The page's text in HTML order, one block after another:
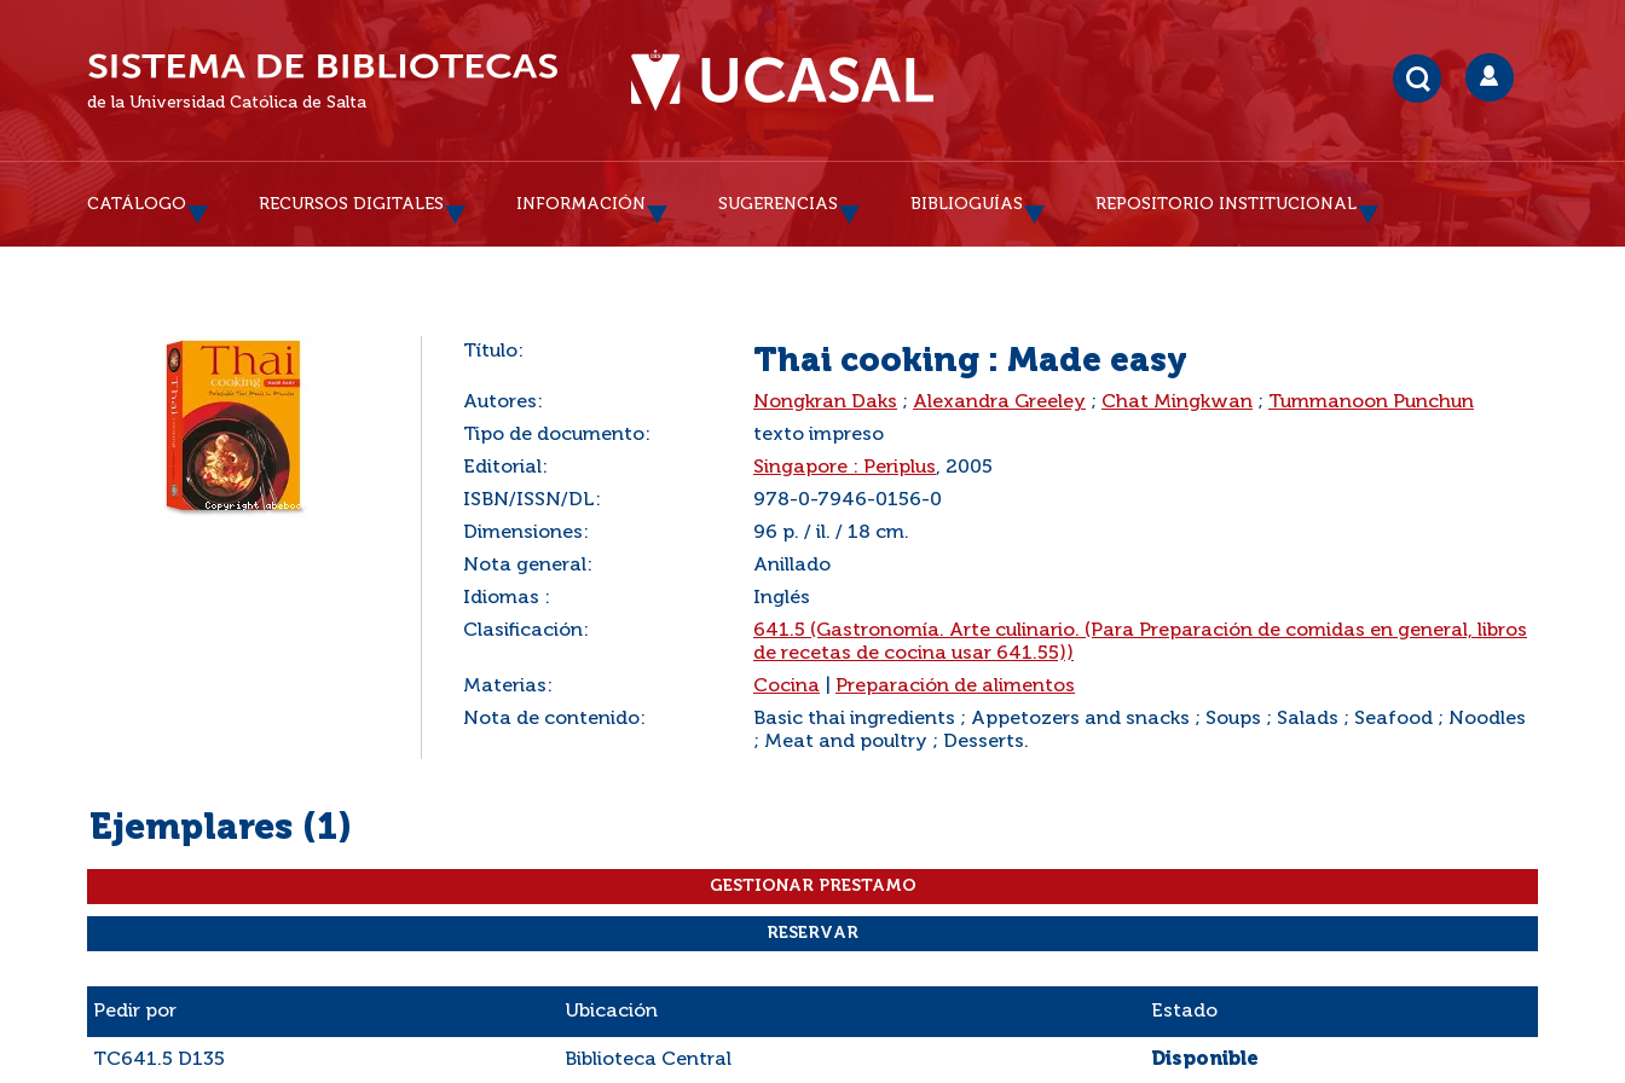
de la Universidad Católica de Salta
CATÁLOGO RECURSOS DIGITALES INFORMACIÓN SUGERENCIAS BIBLIOGUÍAS REPOSITORIO INSTITUCIONAL
Título: Thai cooking : Made easy
Autores: Nongkran Daks ; Alexandra Greeley ; Chat Mingkwan ; Tummanoon Punchun
Tipo de documento:
texto impreso
Editorial:
Singapore : Periplus, 2005
ISBN/ISSN/DL:
978-0-7946-0156-0
Dimensiones:
96 p. / il. / 18 cm.
Nota general:
Anillado
Idiomas :
Inglés
Clasificación:
641.5 (Gastronomía. Arte culinario. (Para Preparación de comidas en general, libros
de recetas de cocina usar 641.55))
Materias:
Cocina
Preparación de alimentos
Nota de contenido:
Basic thai ingredients ; Appetozers and snacks ; Soups ; Salads ; Seafood ; Noodles
; Meat and poultry ; Desserts.
Ejemplares (1)
Pedir por Ubicación Estado
TC641.5 D135 Biblioteca Central Disponible